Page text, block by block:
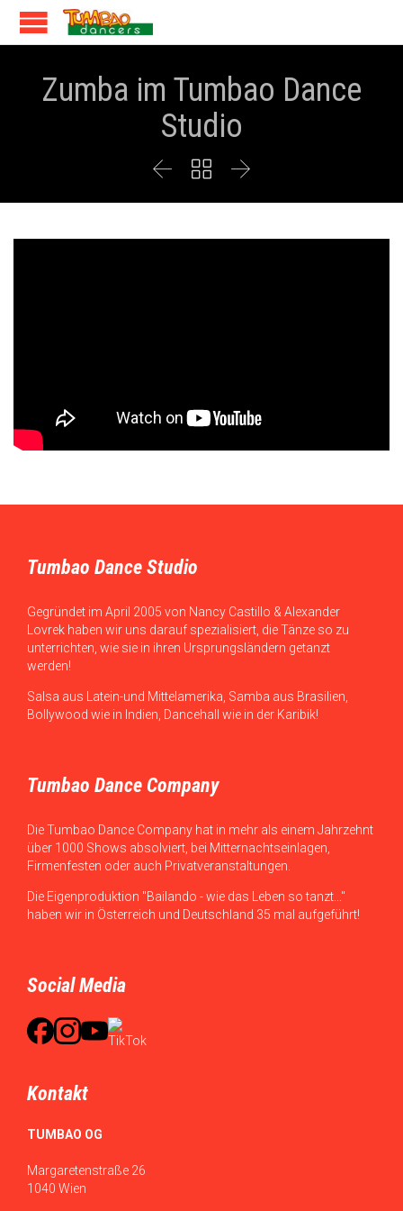
Zumba im Tumbao Dance
Studio
  
Tumbao Dance Studio
Gegründet im April 2005 von Nancy Castillo & Alexander
Lovrek haben wir uns darauf spezialisiert, die Tänze so zu
unterrichten, wie sie in ihren Ursprungsländern getanzt
werden!
Salsa aus Latein-und Mittelamerika, Samba aus Brasilien,
Bollywood wie in Indien, Dancehall wie in der Karibik!
Tumbao Dance Company
Die Tumbao Dance Company hat in mehr als einem Jahrzehnt
über 1000 Shows absolviert, bei Mitternachtseinlagen,
Firmenfesten oder auch Privatveranstaltungen.
Die Eigenproduktion "Bailando - wie das Leben so tanzt..."
haben wir in Österreich und Deutschland 35 mal aufgeführt!
Social Media
Kontakt
TUMBAO OG
Margaretenstraße 26
1040 Wien